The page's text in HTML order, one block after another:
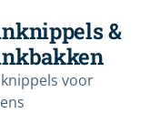
&
voor